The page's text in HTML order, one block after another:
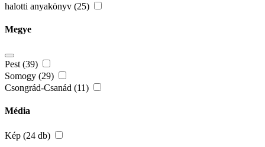
halotti anyakönyv (25)
Megye
Pest (39)
Somogy (29)
Csongrád-Csanád (11)
Média
Kép (24 db)